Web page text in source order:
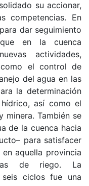
su accionar,
competencias. En
dar seguimiento
en la cuenca
actividades,
el control de
del agua en las
la determinación
así como el
También se
de la cuenca hacia
para satisfacer
aquella provincia
de riego. La
ciclos fue una